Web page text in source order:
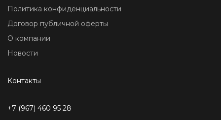
Политика конфиденциальности
Договор публичной оферты
О компании
Новости
Контакты
+7 (967) 460 95 28